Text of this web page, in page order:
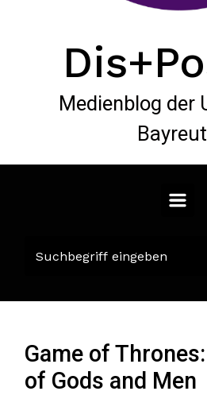
Medienblog der
Game of
of Gods and Men